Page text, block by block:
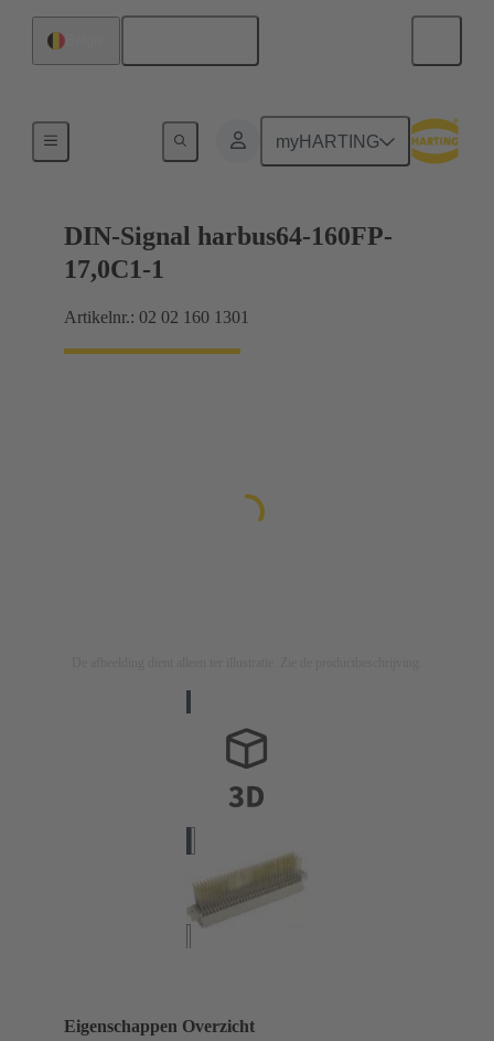
myHARTING
Moederbord naar dochterkaart-aansluiting
DIN-Signal harbus64-160FP-
17,0C1-1
Artikelnr.: 02 02 160 1301
Eigenschappen Overzicht